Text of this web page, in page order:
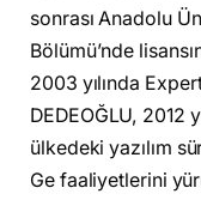
sonrası Anadolu
Bölümü’nde
2003 yılında
DEDEOĞLU, 2012
ülkedeki yazılım
Ge faaliyetlerini